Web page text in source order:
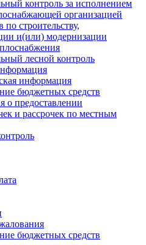
контроль за исполнением
организацией
по строительству,
и(или) модернизации
лесной контроль
информация
бюджетных средств
о предоставлении
и рассрочек по местным
бюджетных средств